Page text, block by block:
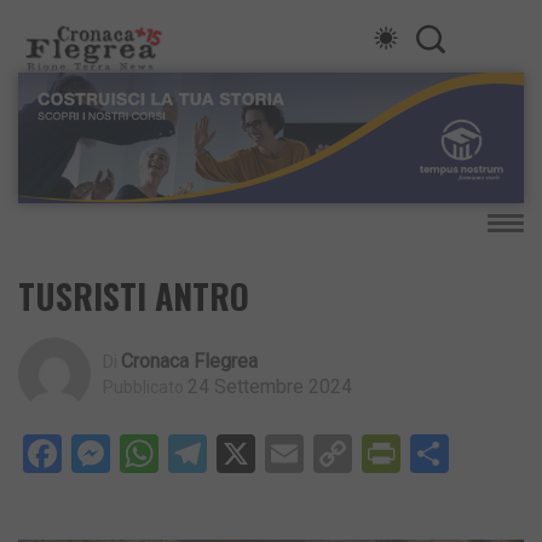
TUSRISTI ANTRO
Cronaca Flegrea
24 Settembre 2024
Facebook
Messenger
WhatsApp
Telegram
X EmailCopy